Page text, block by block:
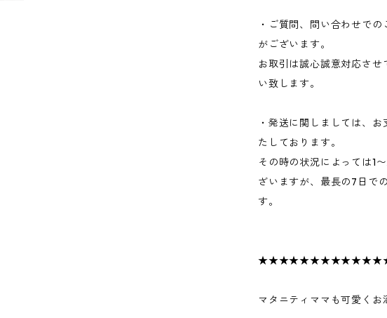
・ご質問、問い合わせで
がございます。
お取引は誠心誠意対応さ
い致します。
・発送に関しましては、
たしております。
その時の状況によっては1
ざいますが、最長の7日で
す。
マタニティママも可愛くお